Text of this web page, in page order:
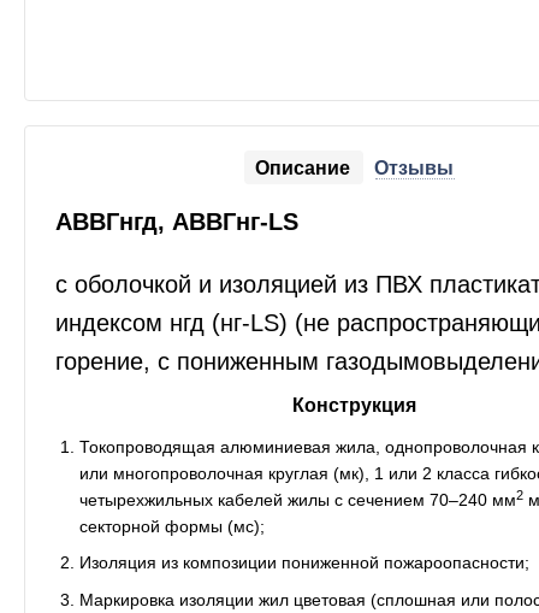
Описание Отзывы
АВВГнгд, АВВГнг-LS
с оболочкой и изоляцией из ПВХ
индексом нгд (нг-LS) (не
горение, с пониженным
Конструкция
Токопроводящая алюминиевая жила, однопроволочная
или многопроволочная круглая (мк), 1 или 2 класса
четырехжильных кабелей жилы с сечением 70–240 мм2
секторной формы (мс);
Изоляция из композиции пониженной пожароопасности;
Маркировка изоляции жил цветовая (сплошная или